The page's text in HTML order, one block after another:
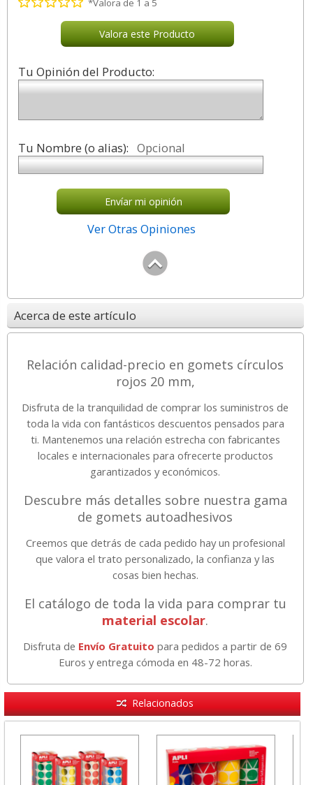
*Valora de 1 a 5
Valora este Producto
Tu Opinión del Producto:
Tu Nombre (o alias): Opcional
Envíar mi opinión
Ver Otras Opiniones
Acerca de este artículo
Relación calidad-precio en gomets círculos
rojos 20 mm,
Disfruta de la tranquilidad de comprar los suministros de
toda la vida con fantásticos descuentos pensados para
ti. Mantenemos una relación estrecha con fabricantes
locales e internacionales para ofrecerte productos
garantizados y económicos.
Descubre más detalles sobre nuestra gama
de gomets autoadhesivos
Creemos que detrás de cada pedido hay un profesional
que valora el trato personalizado, la confianza y las
cosas bien hechas.
El catálogo de toda la vida para comprar tu
material escolar.
Disfruta de Envío Gratuito para pedidos a partir de 69
Euros y entrega cómoda en 48-72 horas.
Relacionados